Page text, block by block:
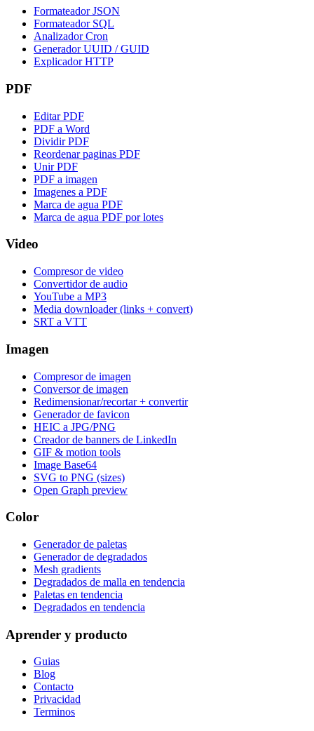
Formateador JSON
Formateador SQL
Analizador Cron
Generador UUID / GUID
Explicador HTTP
PDF
Editar PDF
PDF a Word
Dividir PDF
Reordenar paginas PDF
Unir PDF
PDF a imagen
Imagenes a PDF
Marca de agua PDF
Marca de agua PDF por lotes
Video
Compresor de video
Convertidor de audio
YouTube a MP3
Media downloader (links + convert)
SRT a VTT
Imagen
Compresor de imagen
Conversor de imagen
Redimensionar/recortar + convertir
Generador de favicon
HEIC a JPG/PNG
Creador de banners de LinkedIn
GIF & motion tools
Image Base64
SVG to PNG (sizes)
Open Graph preview
Color
Generador de paletas
Generador de degradados
Mesh gradients
Degradados de malla en tendencia
Paletas en tendencia
Degradados en tendencia
Aprender y producto
Guias
Blog
Contacto
Privacidad
Terminos